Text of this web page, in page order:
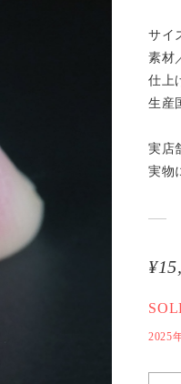
サイ
素材
仕上
生産
実店
実物
2025